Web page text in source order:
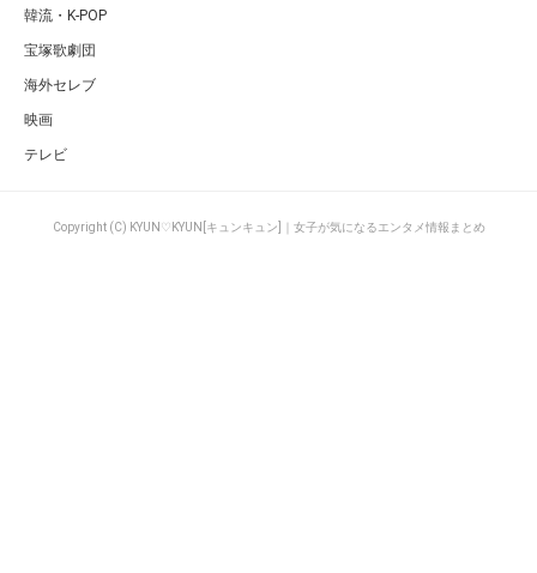
韓流・K-POP
宝塚歌劇団
海外セレブ
映画
テレビ
Copyright (C) KYUN♡KYUN[キュンキュン]｜女子が気になるエンタメ情報まとめ